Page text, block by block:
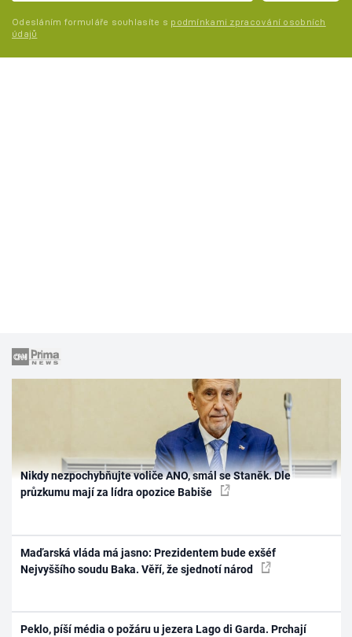
Odesláním formuláře souhlasíte s podmínkami zpracování osobních
údajů
Nikdy nezpochybňujte voliče ANO, smál se Staněk. Dle
průzkumu mají za lídra opozice Babiše
Maďarská vláda má jasno: Prezidentem bude exšéf
Nejvyššího soudu Baka. Věří, že sjednotí národ
Peklo, píší média o požáru u jezera Lago di Garda. Prchají